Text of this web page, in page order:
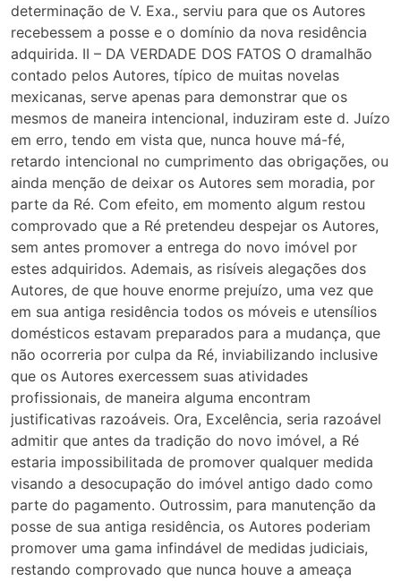
determinação de V. Exa., serviu para que os Autores
recebessem a posse e o domínio da nova residência
adquirida. II – DA VERDADE DOS FATOS O dramalhão
contado pelos Autores, típico de muitas novelas
mexicanas, serve apenas para demonstrar que os
mesmos de maneira intencional, induziram este d. Juízo
em erro, tendo em vista que, nunca houve má-fé,
retardo intencional no cumprimento das obrigações, ou
ainda menção de deixar os Autores sem moradia, por
parte da Ré. Com efeito, em momento algum restou
comprovado que a Ré pretendeu despejar os Autores,
sem antes promover a entrega do novo imóvel por
estes adquiridos. Ademais, as risíveis alegações dos
Autores, de que houve enorme prejuízo, uma vez que
em sua antiga residência todos os móveis e utensílios
domésticos estavam preparados para a mudança, que
não ocorreria por culpa da Ré, inviabilizando inclusive
que os Autores exercessem suas atividades
profissionais, de maneira alguma encontram
justificativas razoáveis. Ora, Excelência, seria razoável
admitir que antes da tradição do novo imóvel, a Ré
estaria impossibilitada de promover qualquer medida
visando a desocupação do imóvel antigo dado como
parte do pagamento. Outrossim, para manutenção da
posse de sua antiga residência, os Autores poderiam
promover uma gama infindável de medidas judiciais,
restando comprovado que nunca houve a ameaça